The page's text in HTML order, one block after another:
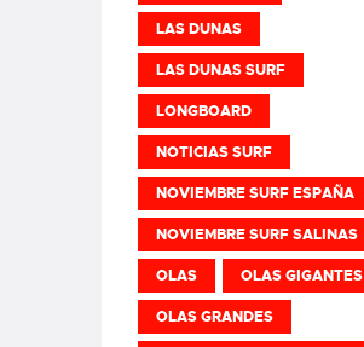
LAS DUNAS
LAS DUNAS SURF
LONGBOARD
NOTICIAS SURF
NOVIEMBRE SURF ESPAÑA
NOVIEMBRE SURF SALINAS
OLAS OLAS GIGANTES
OLAS GRANDES